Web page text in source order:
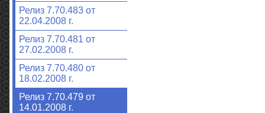
Релиз 7.70.483 от
22.04.2008 г.
Релиз 7.70.481 от
27.02.2008 г.
Релиз 7.70.480 от
18.02.2008 г.
Релиз 7.70.479 от
14.01.2008 г.